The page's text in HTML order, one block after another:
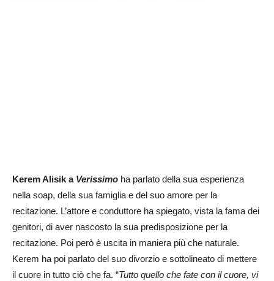
Kerem Alisik a Verissimo ha parlato della sua esperienza
nella soap, della sua famiglia e del suo amore per la
recitazione. L’attore e conduttore ha spiegato, vista la fama dei
genitori, di aver nascosto la sua predisposizione per la
recitazione. Poi però è uscita in maniera più che naturale.
Kerem ha poi parlato del suo divorzio e sottolineato di mettere
il cuore in tutto ciò che fa. “Tutto quello che fate con il cuore, vi